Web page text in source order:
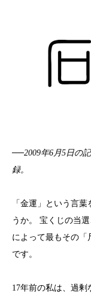
──2009年6月5日の
録。
「金運」という言
うか。 宝くじの当
によって最もその「
です。
17年前の私は、過